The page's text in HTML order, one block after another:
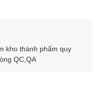
kho thành phẩm quy
QC,QA